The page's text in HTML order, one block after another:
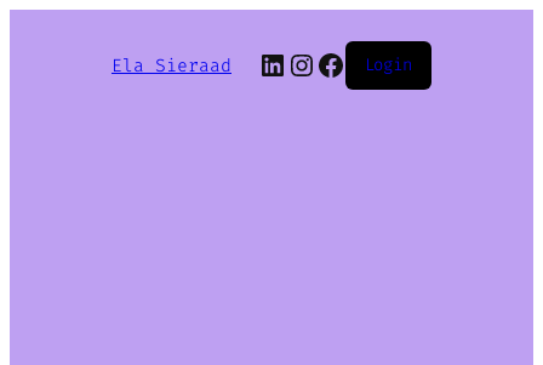
Ela Sieraad LinkedIn
Instagram
Facebook
Login